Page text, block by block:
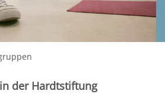
der Hardtstiftung